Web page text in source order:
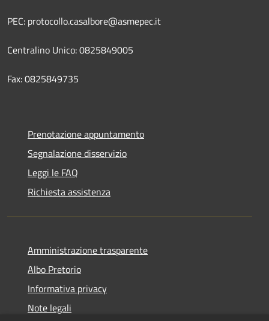
PEC: protocollo.casalbore@asmepec.it
Centralino Unico: 0825849005
Fax: 0825849735
Prenotazione appuntamento
Segnalazione disservizio
Leggi le FAQ
Richiesta assistenza
Amministrazione trasparente
Albo Pretorio
Informativa privacy
Note legali